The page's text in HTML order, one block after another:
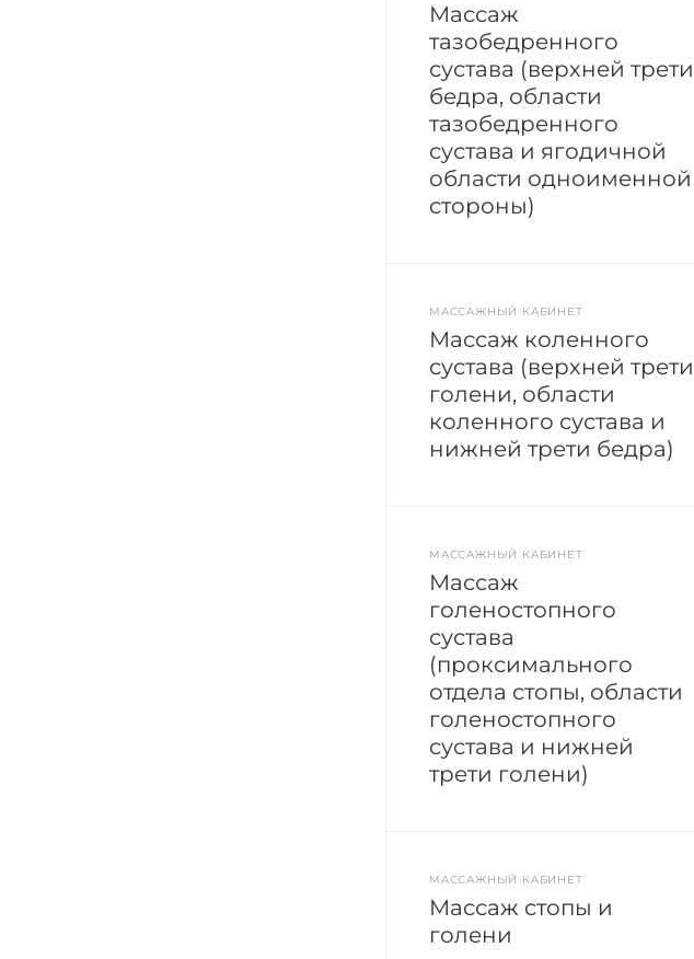
Массаж
тазобедренного
сустава (верхней трети
бедра, области
тазобедренного
сустава и ягодичной
области одноименной
стороны)
МАССАЖНЫЙ КАБИНЕТ
Массаж коленного
сустава (верхней трети
голени, области
коленного сустава и
нижней трети бедра)
МАССАЖНЫЙ КАБИНЕТ
Массаж
голеностопного
сустава
(проксимального
отдела стопы, области
голеностопного
сустава и нижней
трети голени)
МАССАЖНЫЙ КАБИНЕТ
Массаж стопы и
голени